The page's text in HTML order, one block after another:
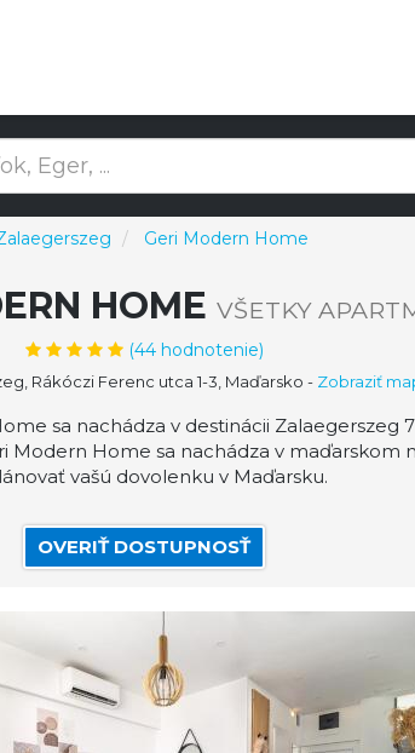
Geri Modern Home
HOME VŠETKY
(44hodnotenie)
Rákóczi Ferenc utca 1-3, Maďarsko - Zobraziť
sa nachádza v destinácii Zalaegerszeg
Modern Home sa nachádza v
vašú dovolenku v Maďarsku.
OVERIŤ DOSTUPNOSŤ